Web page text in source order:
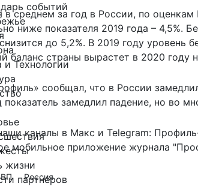
событий
и Технологии
жизни
партнеров
в среднем за год в России, по
ниже показателя 2019 года – 4,5%.
до 5,2%. В 2019 году уровень
баланс страны вырастет в 2020 году
сообщал, что в России
показатель замедлил падение, но во
каналы в Макс и Telegram:
мобильное приложение журнала
Россия